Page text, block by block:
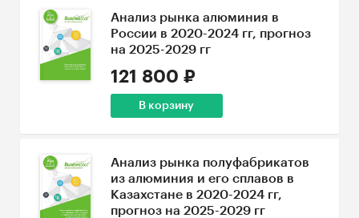
Анализ рынка алюминия в
России в 2020-2024 гг, прогноз
на 2025-2029 гг
121 800 ₽
В корзину
Анализ рынка полуфабрикатов
из алюминия и его сплавов в
Казахстане в 2020-2024 гг,
прогноз на 2025-2029 гг